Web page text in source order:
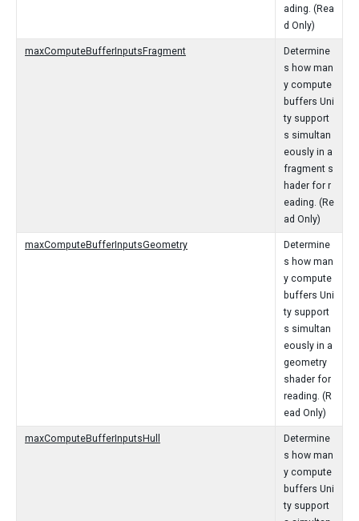
ading. (Rea
d Only)
maxComputeBufferInputsFragment
Determine
s how man
y compute
buffers Uni
ty support
s simultan
eously in a
fragment s
hader for r
eading. (Re
ad Only)
maxComputeBufferInputsGeometry
Determine
s how man
y compute
buffers Uni
ty support
s simultan
eously in a
geometry
shader for
reading. (R
ead Only)
maxComputeBufferInputsHull
Determine
s how man
y compute
buffers Uni
ty support